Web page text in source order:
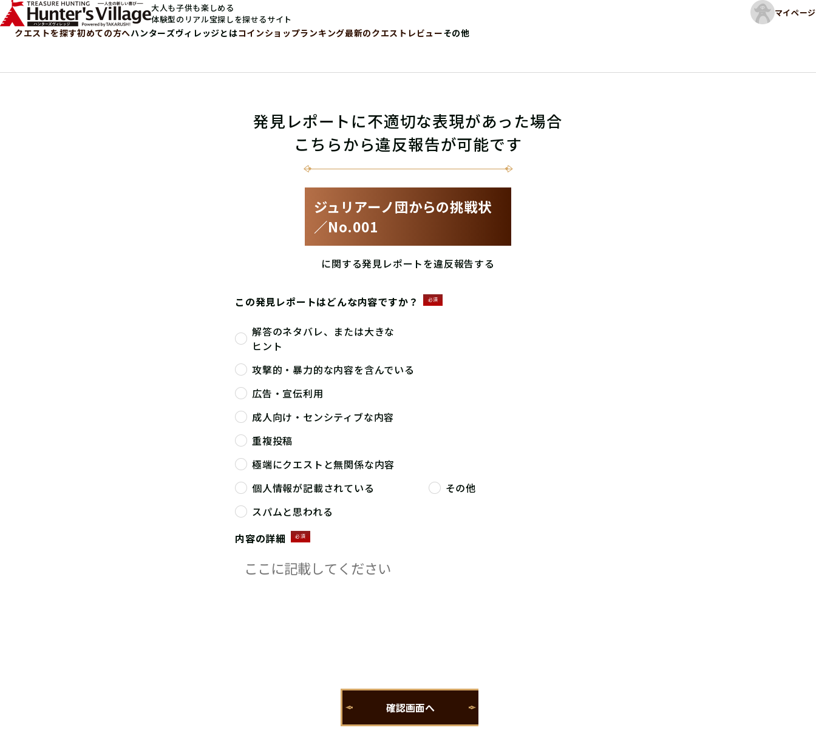
大人も子供も楽しめる
体験型のリアル宝探しを探せるサイト
マイページ
クエストを探す初めての方へハンターズヴィレッジとはコインショップランキング最新のクエストレビューその他
発見レポートに不適切な表現があった場合
こちらから違反報告が可能です
ジュリアーノ団からの挑戦状
／No.001
に関する発見レポートを違反報告する
この発見レポートはどんな内容ですか？ 必須
解答のネタバレ、または大きな
ヒント
攻撃的・暴力的な内容を含んでいる
広告・宣伝利用
成人向け・センシティブな内容
重複投稿
極端にクエストと無関係な内容
個人情報が記載されている
その他
スパムと思われる
内容の詳細
必須